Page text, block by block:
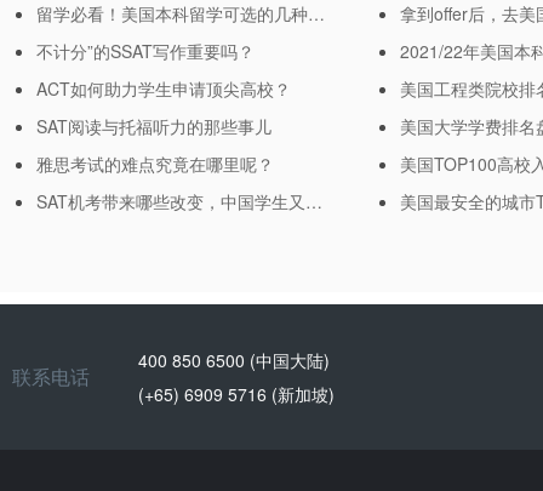
留学必看！美国本科留学可选的几种途径
不计分”的SSAT写作重要吗？
ACT如何助力学生申请顶尖高校？
SAT阅读与托福听力的那些事儿
雅思考试的难点究竟在哪里呢？
SAT机考带来哪些改变，中国学生又该如何应对？
联系电话
400 850 6500 (中国大陆)
(+65) 6909 5716 (新加坡)